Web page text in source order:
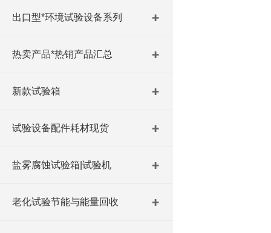
出口型*环境试验设备系列
热卖产品*热销产品汇总
新款试验箱
试验设备配件耗材现货
盐雾腐蚀试验箱|试验机
老化试验节能与能量回收